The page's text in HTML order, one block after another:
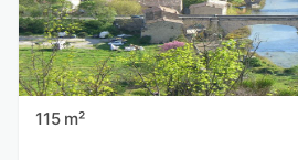
115 m²